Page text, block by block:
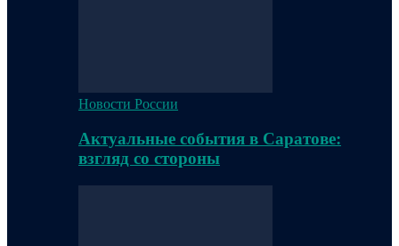
Новости России
Актуальные события в Саратове:
взгляд со стороны